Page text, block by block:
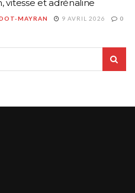
vitesse et adrénaline
MAYRAN 9 AVRIL 2026 0